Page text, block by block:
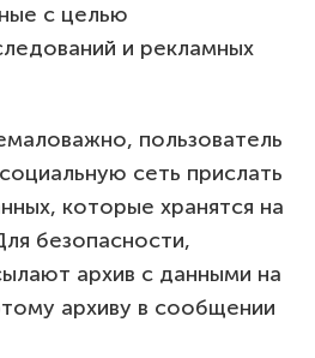
с целью
и рекламных
пользователь
сеть прислать
которые хранятся на
безопасности,
архив с данными на
архиву в сообщении